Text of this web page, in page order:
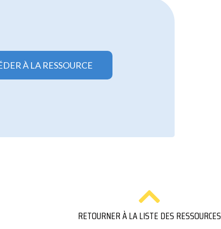
À LA RESSOURCE
RETOURNER À LA LISTE DES RESSOURCES